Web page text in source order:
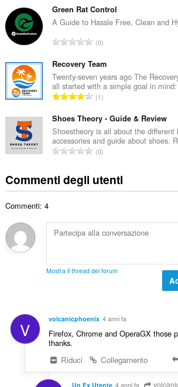
o
t
a
e
d
i
g
u
d
i
z
:
m
e
o
o
t
a
e
d
i
g
u
d
i
:
Green Rat Control
A Guide to Hassle Free, Clean and
N
m
e
r
o
o
t
a
d
i
u
z
i
0
Recovery Team
Twenty-seven years ago The
all started with a simple goal in
N
m
e
r
o
o
t
e
d
i
z
i
1
Shoes Theory - Guide & Review
Shoestheory is all about the different
accessories and guide about shoes.
N
e
t
o
l
g
u
i
z
0
Commenti degli utenti
Commenti: 4
Mostra il thread dei forum
V volcanicphoenix 4 anni fa
Firefox, Chrome and OperaGX those
thanks.
Riduci
Collegamento
Un Ex Utente 4 anni fa